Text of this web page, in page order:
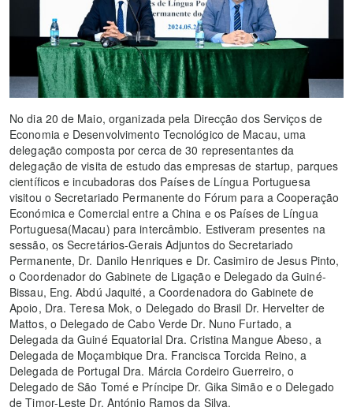
No dia 20 de Maio, organizada pela Direcção dos Serviços de
Economia e Desenvolvimento Tecnológico de Macau, uma
delegação composta por cerca de 30 representantes da
delegação de visita de estudo das empresas de startup, parques
científicos e incubadoras dos Países de Língua Portuguesa
visitou o Secretariado Permanente do Fórum para a Cooperação
Económica e Comercial entre a China e os Países de Língua
Portuguesa(Macau) para intercâmbio. Estiveram presentes na
sessão, os Secretários-Gerais Adjuntos do Secretariado
Permanente, Dr. Danilo Henriques e Dr. Casimiro de Jesus Pinto,
o Coordenador do Gabinete de Ligação e Delegado da Guiné-
Bissau, Eng. Abdú Jaquité, a Coordenadora do Gabinete de
Apoio, Dra. Teresa Mok, o Delegado do Brasil Dr. Hervelter de
Mattos, o Delegado de Cabo Verde Dr. Nuno Furtado, a
Delegada da Guiné Equatorial Dra. Cristina Mangue Abeso, a
Delegada de Moçambique Dra. Francisca Torcida Reino, a
Delegada de Portugal Dra. Márcia Cordeiro Guerreiro, o
Delegado de São Tomé e Príncipe Dr. Gika Simão e o Delegado
de Timor-Leste Dr. António Ramos da Silva.